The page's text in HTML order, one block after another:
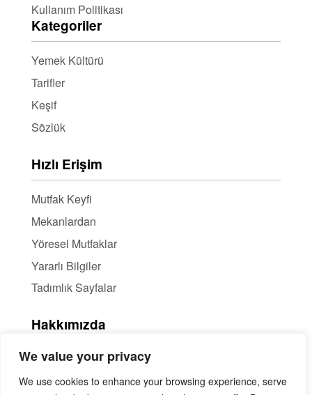
We value your privacy
We use cookies to enhance your browsing experience, serve
Kullanım Politikası
Kategoriler
Yemek Kültürü
Tarifler
Keşif
Sözlük
Hızlı Erişim
Mutfak Keyfi
Mekanlardan
Yöresel Mutfaklar
Yararlı Bilgiler
Tadımlık Sayfalar
Hakkımızda
Hakkımızda
Haber Bülteni / RSS